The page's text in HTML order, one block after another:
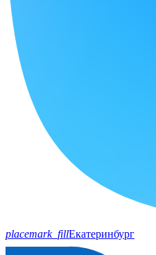
placemark_fillЕкатеринбург